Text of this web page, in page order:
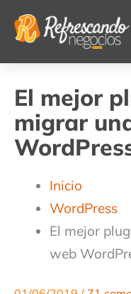
El mejor
migrar
Inicio
WordPress
El mejor
web